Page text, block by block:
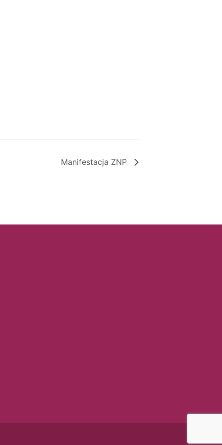
Manifestacja ZNP